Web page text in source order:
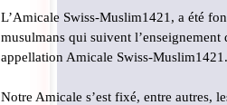
L’Amicale Swiss-Muslim1421, a été
musulmans qui suivent
appellation Amicale Swiss-Muslim1421.
Notre Amicale s’est fixé, entre autres,